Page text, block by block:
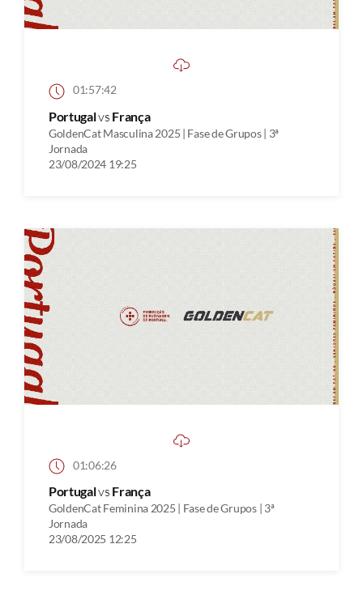
01:57:42
Portugalvs França
GoldenCat Masculina 2025 | Fase de Grupos | 3ª
Jornada
23/08/2024 19:25
01:06:26
Portugalvs França
GoldenCat Feminina 2025 | Fase de Grupos | 3ª
Jornada
23/08/2025 12:25